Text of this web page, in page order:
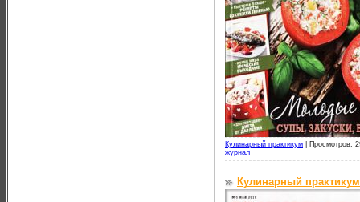
Кулинарный практикум
Просмотров:
журнал
Кулинарный